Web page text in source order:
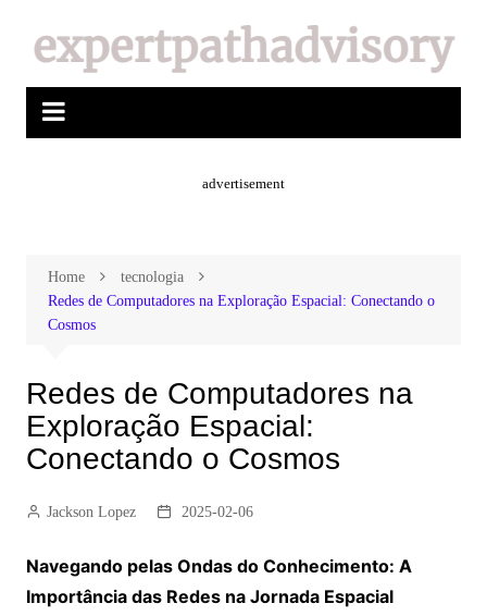
advertisement
Home
tecnologia
Redes de Computadores na Exploração Espacial: Conectando o
Cosmos
Redes de Computadores na
Exploração Espacial:
Conectando o Cosmos
Jackson Lopez 2025-02-06
Navegando pelas Ondas do Conhecimento: A
Importância das Redes na Jornada Espacial